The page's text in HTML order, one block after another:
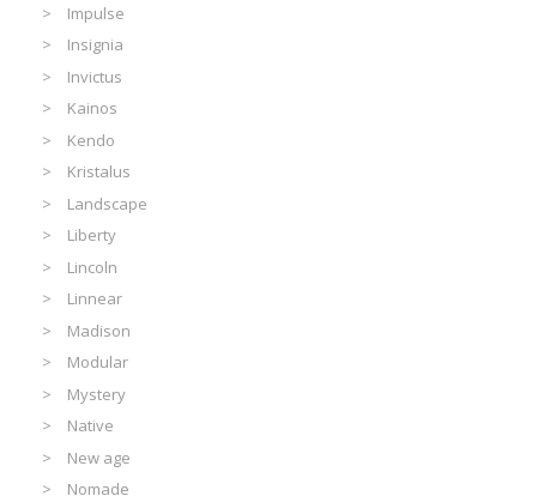
Impulse
Insignia
Invictus
Kainos
Kendo
Kristalus
Landscape
Liberty
Lincoln
Linnear
Madison
Modular
Mystery
Native
New age
Nomade